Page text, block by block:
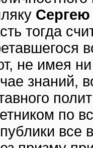
тогда
не имея
знаний,
по
все